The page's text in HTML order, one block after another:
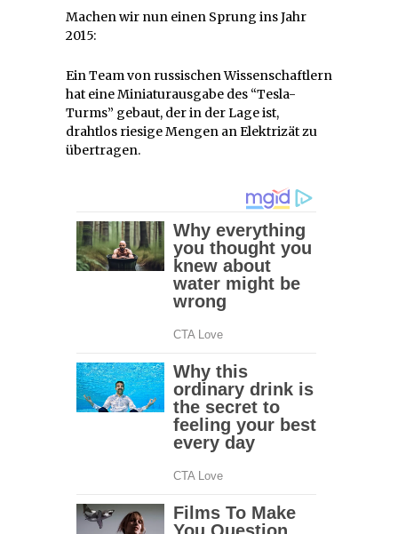
Machen wir nun einen Sprung ins Jahr
2015:
Ein Team von russischen Wissenschaftlern
hat eine Miniaturausgabe des “Tesla-
Turms” gebaut, der in der Lage ist,
drahtlos riesige Mengen an Elektrizät zu
übertragen.